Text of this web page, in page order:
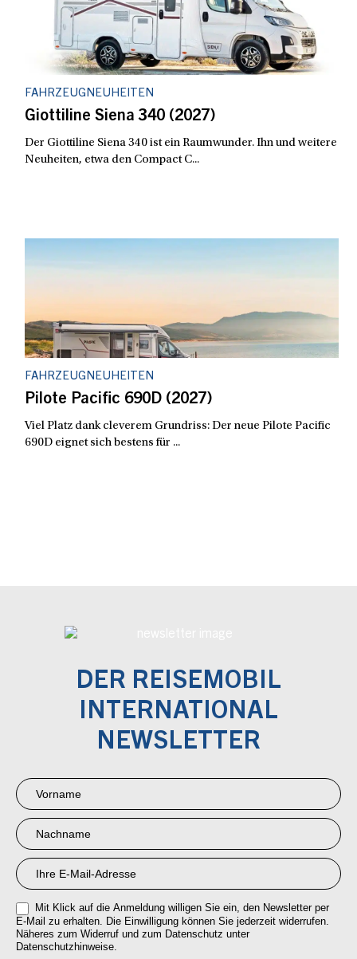
FAHRZEUGNEUHEITEN
Giottiline Siena 340 (2027)
Der Giottiline Siena 340 ist ein Raumwunder. Ihn und weitere
Neuheiten, etwa den Compact C...
FAHRZEUGNEUHEITEN
Pilote Pacific 690D (2027)
Viel Platz dank cleverem Grundriss: Der neue Pilote Pacific
690D eignet sich bestens für ...
DER REISEMOBIL
INTERNATIONAL
NEWSLETTER
Newsletter
Anmeldung
RMI
Mit Klick auf die Anmeldung willigen Sie ein, den Newsletter per
E-Mail zu erhalten. Die Einwilligung können Sie jederzeit widerrufen.
Näheres zum Widerruf und zum Datenschutz unter
Datenschutzhinweise.